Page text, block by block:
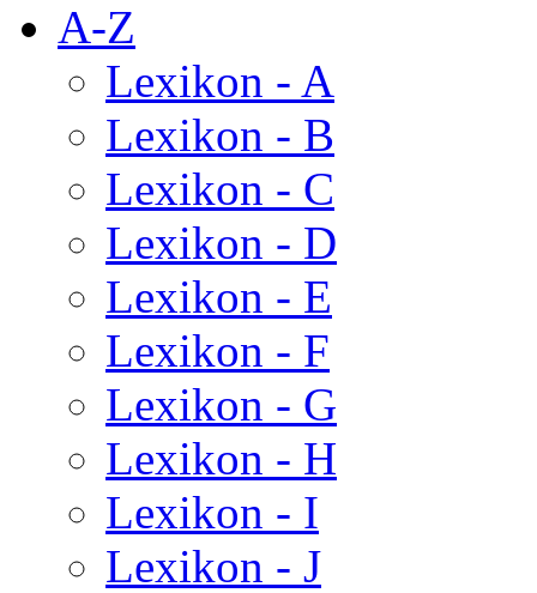
A-Z
Lexikon - A
Lexikon - B
Lexikon - C
Lexikon - D
Lexikon - E
Lexikon - F
Lexikon - G
Lexikon - H
Lexikon - I
Lexikon - J